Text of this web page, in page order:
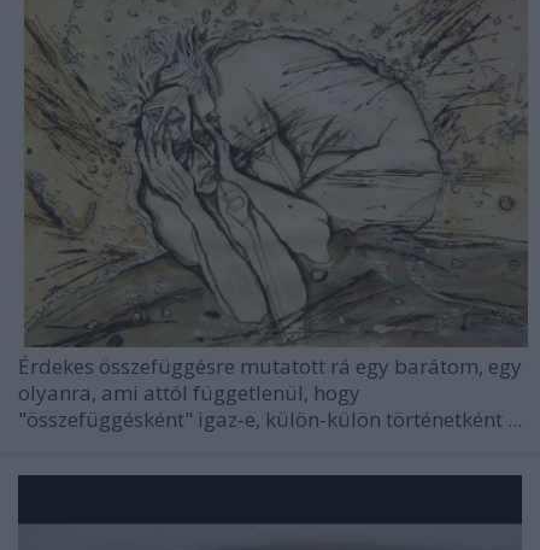
Érdekes összefüggésre mutatott rá egy barátom, egy
olyanra, ami attól függetlenül, hogy
"összefüggésként" igaz-e, külön-külön történetként ...